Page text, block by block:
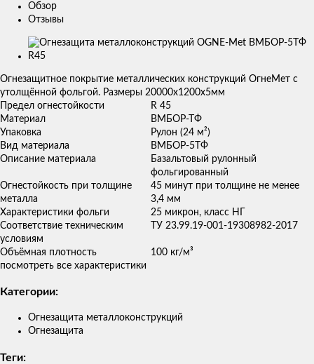
Обзор
Отзывы
Изображения
Огнезащитное покрытие металлических конструкций ОгнеМет с
утолщённой фольгой. Размеры 20000х1200х5мм
Предел огнестойкости
R 45
Материал
ВМБОР-ТФ
Упаковка
Рулон (24 м²)
Вид материала
ВМБОР-5ТФ
Описание материала
Базальтовый рулонный
фольгированный
Огнестойкость при толщине
металла
45 минут при толщине не менее
3,4 мм
Характеристики фольги
25 микрон, класс НГ
Соответствие техническим
условиям
ТУ 23.99.19-001-19308982-2017
Объёмная плотность
100 кг/м³
посмотреть все характеристики
Категории:
Огнезащита металлоконструкций
Огнезащита
Теги: